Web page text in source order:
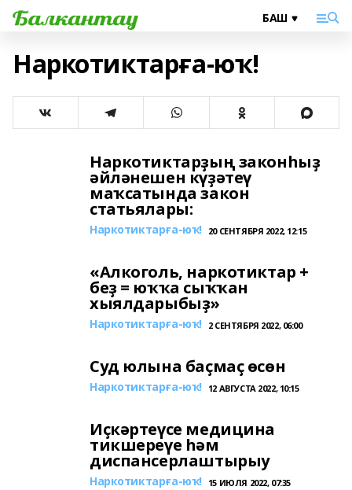
Наркотиктарға-юҡ!
Наркотиктарҙың законһыҙ
әйләнешен күҙәтеү
маҡсатында закон
статьялары:
Наркотиктарға-юҡ! 20 СЕНТЯБРЯ 2022, 12:15
«Алкоголь, наркотиктар +
беҙ = юҡҡа сыҡҡан
хыялдарыбыҙ»
Наркотиктарға-юҡ! 2 СЕНТЯБРЯ 2022, 06:00
Суд юлына баҫмаҫ өсөн
Наркотиктарға-юҡ! 12 АВГУСТА 2022, 10:15
Иҫкәртеүсе медицина
тикшереүе һәм
диспансерлаштырыу
Наркотиктарға-юҡ! 15 ИЮЛЯ 2022, 07:35